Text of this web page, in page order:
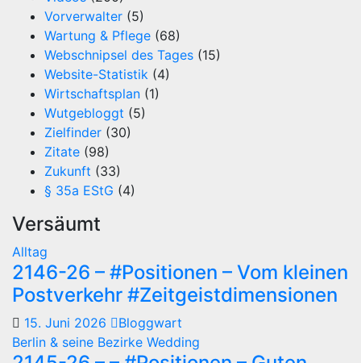
Vorverwalter (5)
Wartung & Pflege (68)
Webschnipsel des Tages (15)
Website-Statistik (4)
Wirtschaftsplan (1)
Wutgebloggt (5)
Zielfinder (30)
Zitate (98)
Zukunft (33)
§ 35a EStG (4)
Versäumt
Alltag
2146-26 – #Positionen – Vom kleinen
Postverkehr #Zeitgeistdimensionen
15. Juni 2026
Bloggwart
Berlin & seine Bezirke Wedding